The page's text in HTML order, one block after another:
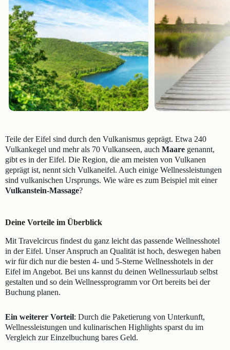
Teile der Eifel sind durch den Vulkanismus geprägt. Etwa 240
Vulkankegel und mehr als 70 Vulkanseen, auch Maare genannt,
gibt es in der Eifel. Die Region, die am meisten von Vulkanen
geprägt ist, nennt sich Vulkaneifel. Auch einige Wellnessleistungen
sind vulkanischen Ursprungs. Wie wäre es zum Beispiel mit einer
Vulkanstein-Massage?
Deine Vorteile im Überblick
Mit Travelcircus findest du ganz leicht das passende Wellnesshotel
in der Eifel. Unser Anspruch an Qualität ist hoch, deswegen haben
wir für dich nur die besten 4- und 5-Sterne Wellnesshotels in der
Eifel im Angebot. Bei uns kannst du deinen Wellnessurlaub selbst
gestalten und so dein Wellnessprogramm vor Ort bereits bei der
Buchung planen.
Ein weiterer Vorteil: Durch die Paketierung von Unterkunft,
Wellnessleistungen und kulinarischen Highlights sparst du im
Vergleich zur Einzelbuchung bares Geld.